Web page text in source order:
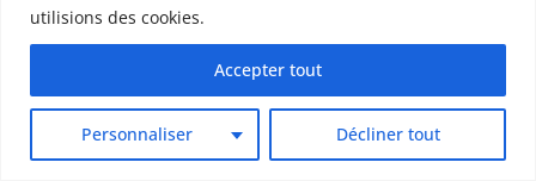
utilisions des cookies.
Personnaliser Décliner tout
Accepter tout
Biodynamie
Biologie
Biomarqueurs